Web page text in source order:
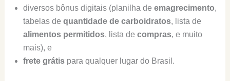
diversos bônus digitais (planilha de emagrecimento,
tabelas de quantidade de carboidratos, lista de
alimentos permitidos, lista de compras, e muito
mais), e
frete grátis para qualquer lugar do Brasil.